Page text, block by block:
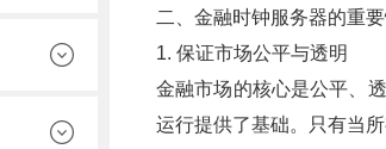
二、金融时钟服务器的重
1. 保证市场公平与透明
金融市场的核心是公平、
运行提供了基础。只有当